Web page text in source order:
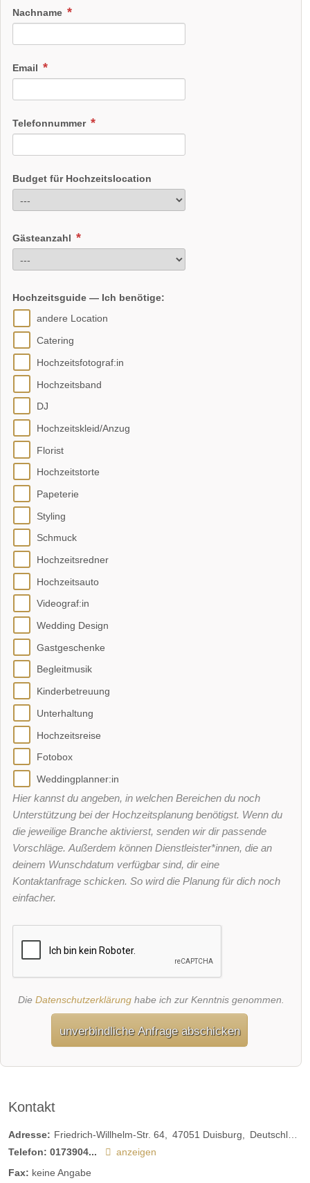
Nachname
Email
Telefonnummer
Budget für Hochzeitslocation
Gästeanzahl
Hochzeitsguide — Ich benötige:
andere Location
Catering
Hochzeitsfotograf:in
Hochzeitsband
DJ
Hochzeitskleid/Anzug
Florist
Hochzeitstorte
Papeterie
Styling
Schmuck
Hochzeitsredner
Hochzeitsauto
Videograf:in
Wedding Design
Gastgeschenke
Begleitmusik
Kinderbetreuung
Unterhaltung
Hochzeitsreise
Fotobox
Weddingplanner:in
Hier kannst du angeben, in welchen Bereichen du noch
Unterstützung bei der Hochzeitsplanung benötigst. Wenn du
die jeweilige Branche aktivierst, senden wir dir passende
Vorschläge. Außerdem können Dienstleister*innen, die an
deinem Wunschdatum verfügbar sind, dir eine
Kontaktanfrage schicken. So wird die Planung für dich noch
einfacher.
Die Datenschutzerklärunghabe ich zur Kenntnis genommen.
unverbindliche Anfrage abschicken
Kontakt
Adresse: Friedrich-Willhelm-Str. 64 47051 Duisburg
Deutschland
Telefon: 0173904...
anzeigen
Fax: keine Angabe